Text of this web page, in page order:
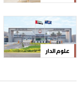
علوم الدار